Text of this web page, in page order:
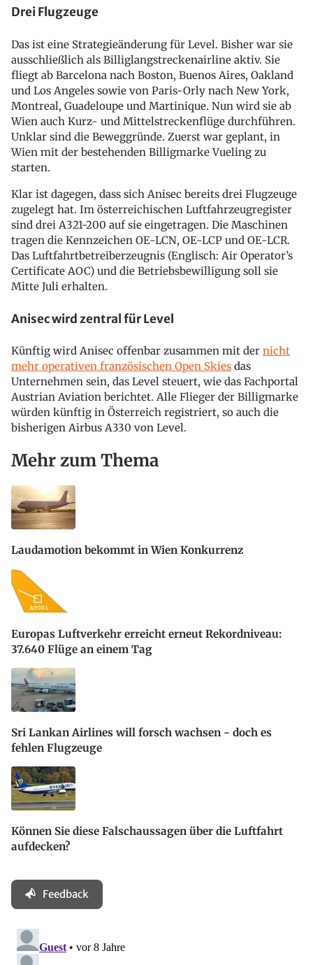
Drei Flugzeuge
Das ist eine Strategieänderung für Level. Bisher war sie
ausschließlich als Billiglangstreckenairline aktiv. Sie
fliegt ab Barcelona nach Boston, Buenos Aires, Oakland
und Los Angeles sowie von Paris-Orly nach New York,
Montreal, Guadeloupe und Martinique. Nun wird sie ab
Wien auch Kurz- und Mittelstreckenflüge durchführen.
Unklar sind die Beweggründe. Zuerst war geplant, in
Wien mit der bestehenden Billigmarke Vueling zu
starten.
Klar ist dagegen, dass sich Anisec bereits drei Flugzeuge
zugelegt hat. Im österreichischen Luftfahrzeugregister
sind drei A321-200 auf sie eingetragen. Die Maschinen
tragen die Kennzeichen OE-LCN, OE-LCP und OE-LCR.
Das Luftfahrtbetreiberzeugnis (Englisch: Air Operator’s
Certificate AOC) und die Betriebsbewilligung soll sie
Mitte Juli erhalten.
Anisec wird zentral für Level
Künftig wird Anisec offenbar zusammen mit der nicht
mehr operativen französischen Open Skies das
Unternehmen sein, das Level steuert, wie das Fachportal
Austrian Aviation berichtet. Alle Flieger der Billigmarke
würden künftig in Österreich registriert, so auch die
bisherigen Airbus A330 von Level.
Mehr zum Thema
Laudamotion bekommt in Wien Konkurrenz
Europas Luftverkehr erreicht erneut Rekordniveau:
37.640 Flüge an einem Tag
Sri Lankan Airlines will forsch wachsen - doch es
fehlen Flugzeuge
Können Sie diese Falschaussagen über die Luftfahrt
aufdecken?
Feedback